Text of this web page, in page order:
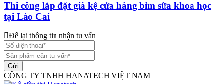
Thi công lắp đặt giá kệ cửa hàng bỉm sữa khoa học
tại Lào Cai
Để lại thông tin nhận tư vấn
Gửi
CÔNG TY TNHH HANATECH VIỆT NAM